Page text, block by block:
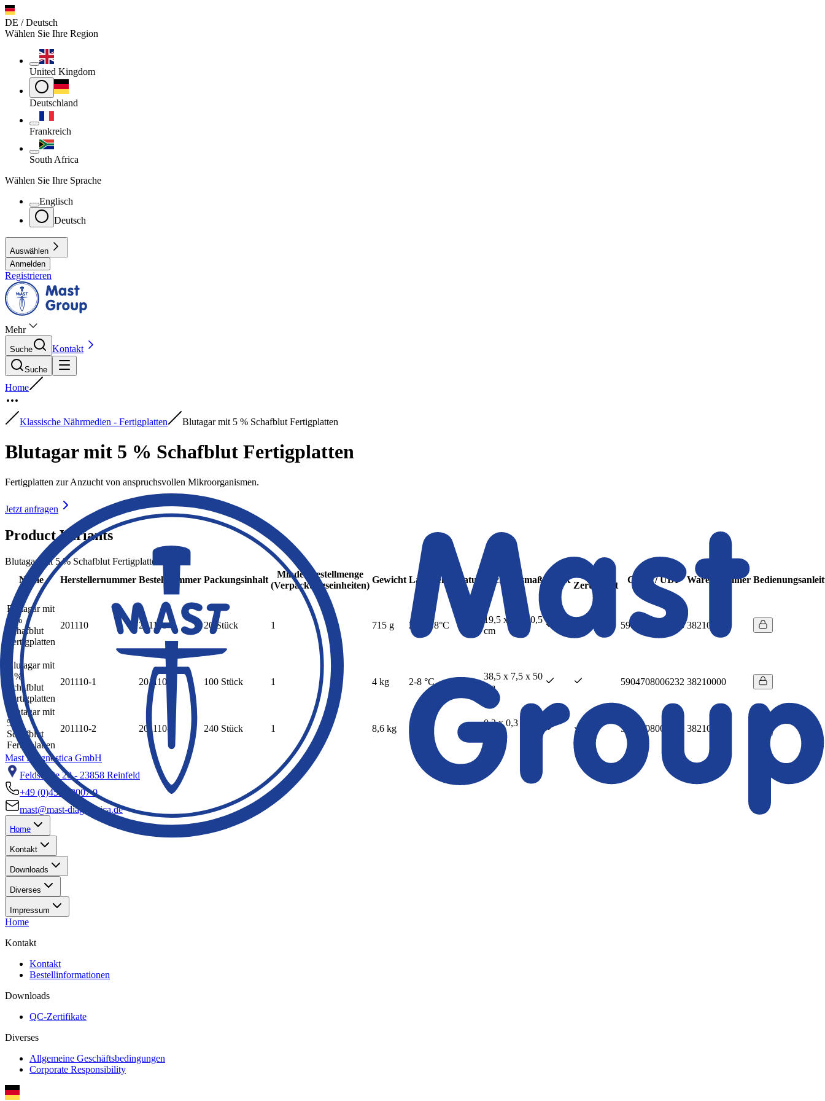
DE / Deutsch
Wählen Sie Ihre Region
United Kingdom
Deutschland
Frankreich
South Africa
Wählen Sie Ihre Sprache
Englisch
Deutsch
Auswählen
Anmelden
Registrieren
Mehr
Suche Kontakt
Suche
Home
Klassische Nährmedien - Fertigplatten Blutagar mit 5 % Schafblut Fertigplatten
Blutagar mit 5 % Schafblut Fertigplatten
Fertigplatten zur Anzucht von anspruchsvollen Mikroorganismen.
Jetzt anfragen
Product Variants
Blutagar mit 5 % Schafblut Fertigplatten
Name
Herstellernummer Bestellnummer Packungsinhalt
Mindestbestellmenge
(Verpackungseinheiten)
Gewicht Lagertemperatur Packungsmaß IVDR
Zertifiziert
GTIN / UDI Warennummer
Blutagar mit
5 %
Schafblut
Fertigplatten
201110 201110 20 Stück 1 715 g 2°C – 8°C
19,5 x 7 x 20,5
cm
5904708006225 38210000
Blutagar mit
5 %
Schafblut
Fertigplatten
201110-1 201110-1 100 Stück 1 4 kg 2-8 °C
38,5 x 7,5 x 50
cm
5904708006232 38210000
Blutagar mit
5 %
Schafblut
Fertigplatten
201110-2 201110-2 240 Stück 1 8,6 kg 2-8 °C
0,3 x 0,3 x 0,4
5904708006249 38210000
Mast Diagnostica GmbH
Feldstraße 20 - 23858 Reinfeld
+49 (0)4533 2007 0
mast@mast-diagnostica.de
Home
Kontakt
Downloads
Diverses
Impressum
Home
Kontakt
Kontakt
Bestellinformationen
Downloads
QC-Zertifikate
Diverses
Allgemeine Geschäftsbedingungen
Corporate Responsibility